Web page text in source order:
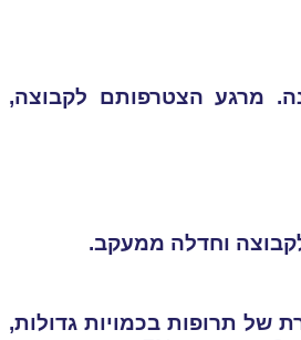
מרגע הצטרפותם לקבוצה,
וחדלה ממעקב.
מסודרת של תרופות בכמויות גדולות,